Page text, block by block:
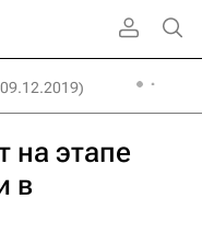
на этапе
в